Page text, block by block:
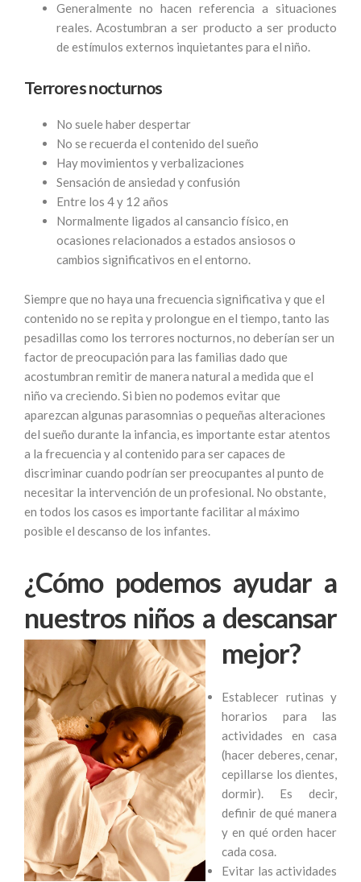
Generalmente no hacen referencia a situaciones
reales. Acostumbran a ser producto a ser producto
de estímulos externos inquietantes para el niño.
Terrores nocturnos
No suele haber despertar
No se recuerda el contenido del sueño
Hay movimientos y verbalizaciones
Sensación de ansiedad y confusión
Entre los 4 y 12 años
Normalmente ligados al cansancio físico, en
ocasiones relacionados a estados ansiosos o
cambios significativos en el entorno.
Siempre que no haya una frecuencia significativa y que el
contenido no se repita y prolongue en el tiempo, tanto las
pesadillas como los terrores nocturnos, no deberían ser un
factor de preocupación para las familias dado que
acostumbran remitir de manera natural a medida que el
niño va creciendo. Si bien no podemos evitar que
aparezcan algunas parasomnias o pequeñas alteraciones
del sueño durante la infancia, es importante estar atentos
a la frecuencia y al contenido para ser capaces de
discriminar cuando podrían ser preocupantes al punto de
necesitar la intervención de un profesional. No obstante,
en todos los casos es importante facilitar al máximo
posible el descanso de los infantes.
¿Cómo podemos ayudar a
nuestros niños a descansar
mejor?
Establecer rutinas y
horarios para las
actividades en casa
(hacer deberes, cenar,
cepillarse los dientes,
dormir). Es decir,
definir de qué manera
y en qué orden hacer
cada cosa.
Evitar las actividades